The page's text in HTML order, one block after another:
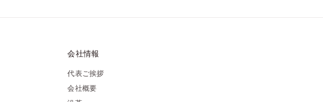
会社情報
代表ご挨拶
会社概要